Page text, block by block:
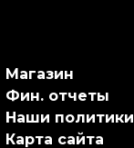
Магазин
Фин. отчеты
Наши политики
Карта сайта